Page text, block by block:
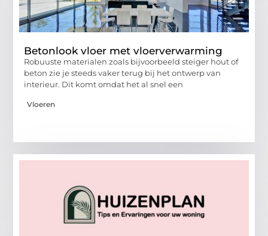
Betonlook vloer met vloerverwarming
Robuuste materialen zoals bijvoorbeeld steiger hout of
beton zie je steeds vaker terug bij het ontwerp van
interieur. Dit komt omdat het al snel een
Vloeren